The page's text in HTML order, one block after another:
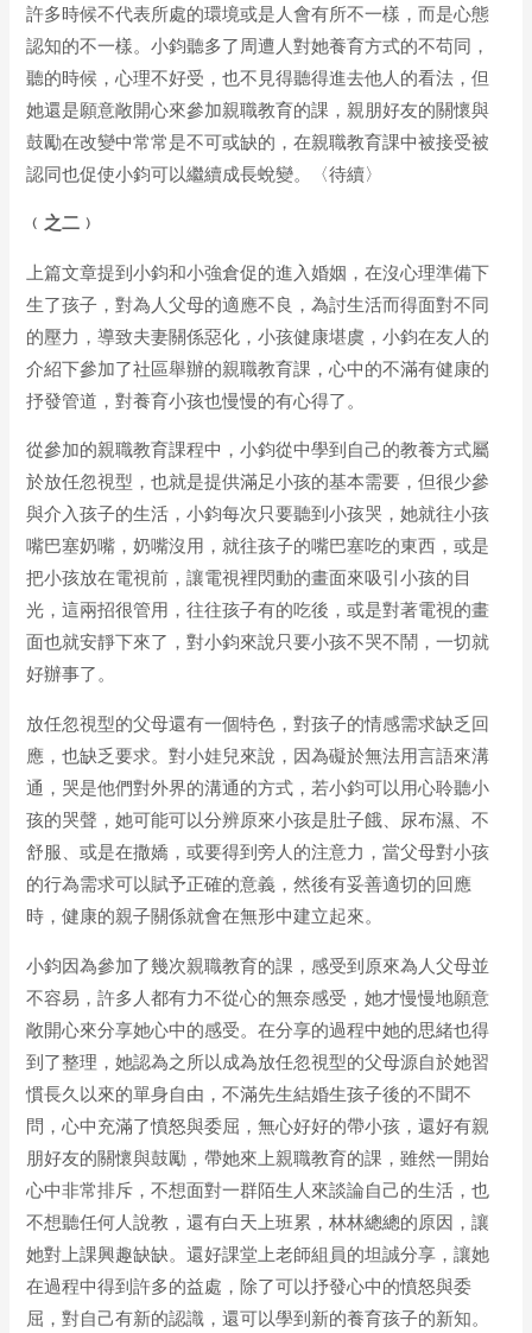
許多時候不代表所處的環境或是人會有所不一樣，而是心態
認知的不一樣。小鈞聽多了周遭人對她養育方式的不苟同，
聽的時候，心理不好受，也不見得聽得進去他人的看法，但
她還是願意敞開心來參加親職教育的課，親朋好友的關懷與
鼓勵在改變中常常是不可或缺的，在親職教育課中被接受被
認同也促使小鈞可以繼續成長蛻變。〈待續〉
﹙之二﹚
上篇文章提到小鈞和小強倉促的進入婚姻，在沒心理準備下
生了孩子，對為人父母的適應不良，為討生活而得面對不同
的壓力，導致夫妻關係惡化，小孩健康堪虞，小鈞在友人的
介紹下參加了社區舉辦的親職教育課，心中的不滿有健康的
抒發管道，對養育小孩也慢慢的有心得了。
從參加的親職教育課程中，小鈞從中學到自己的教養方式屬
於放任忽視型，也就是提供滿足小孩的基本需要，但很少參
與介入孩子的生活，小鈞每次只要聽到小孩哭，她就往小孩
嘴巴塞奶嘴，奶嘴沒用，就往孩子的嘴巴塞吃的東西，或是
把小孩放在電視前，讓電視裡閃動的畫面來吸引小孩的目
光，這兩招很管用，往往孩子有的吃後，或是對著電視的畫
面也就安靜下來了，對小鈞來說只要小孩不哭不鬧，一切就
好辦事了。
放任忽視型的父母還有一個特色，對孩子的情感需求缺乏回
應，也缺乏要求。對小娃兒來說，因為礙於無法用言語來溝
通，哭是他們對外界的溝通的方式，若小鈞可以用心聆聽小
孩的哭聲，她可能可以分辨原來小孩是肚子餓、尿布濕、不
舒服、或是在撒嬌，或要得到旁人的注意力，當父母對小孩
的行為需求可以賦予正確的意義，然後有妥善適切的回應
時，健康的親子關係就會在無形中建立起來。
小鈞因為參加了幾次親職教育的課，感受到原來為人父母並
不容易，許多人都有力不從心的無奈感受，她才慢慢地願意
敞開心來分享她心中的感受。在分享的過程中她的思緒也得
到了整理，她認為之所以成為放任忽視型的父母源自於她習
慣長久以來的單身自由，不滿先生結婚生孩子後的不聞不
問，心中充滿了憤怒與委屈，無心好好的帶小孩，還好有親
朋好友的關懷與鼓勵，帶她來上親職教育的課，雖然一開始
心中非常排斥，不想面對一群陌生人來談論自己的生活，也
不想聽任何人說教，還有白天上班累，林林總總的原因，讓
她對上課興趣缺缺。還好課堂上老師組員的坦誠分享，讓她
在過程中得到許多的益處，除了可以抒發心中的憤怒與委
屈，對自己有新的認識，還可以學到新的養育孩子的新知。